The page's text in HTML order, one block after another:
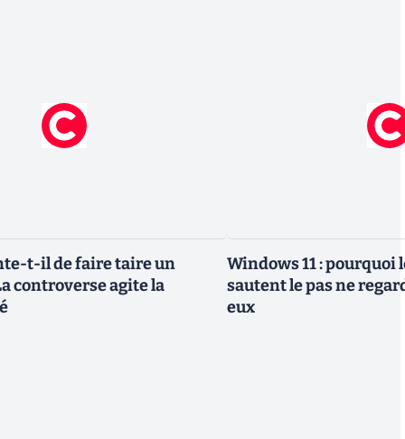
t-il de faire taire un
controverse agite la
Windows 11 : pourquoi
sautent le pas ne
eux